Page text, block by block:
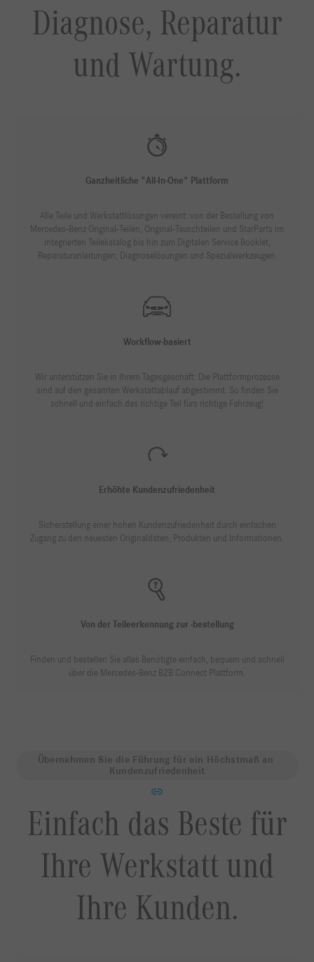
Diagnose, Reparatur
und Wartung.
Ganzheitliche "All-In-One" Plattform
Alle Teile und Werkstattlösungen vereint: von der Bestellung von
Mercedes-Benz Original-Teilen, Original-Tauschteilen und StarParts im
integrierten Teilekatalog bis hin zum Digitalen Service Booklet,
Reparaturanleitungen, Diagnoselösungen und Spezialwerkzeugen.
Workflow-basiert
Wir unterstützen Sie in Ihrem Tagesgeschäft: Die Plattformprozesse
sind auf den gesamten Werkstattablauf abgestimmt. So finden Sie
schnell und einfach das richtige Teil fürs richtige Fahrzeug!
Erhöhte Kundenzufriedenheit
Sicherstellung einer hohen Kundenzufriedenheit durch einfachen
Zugang zu den neuesten Originaldaten, Produkten und Informationen.
Von der Teileerkennung zur -bestellung
Finden und bestellen Sie alles Benötigte einfach, bequem und schnell
über die Mercedes-Benz B2B Connect Plattform.
Übernehmen Sie die Führung für ein Höchstmaß an
Kundenzufriedenheit
Einfach das Beste für
Ihre Werkstatt und
Ihre Kunden.